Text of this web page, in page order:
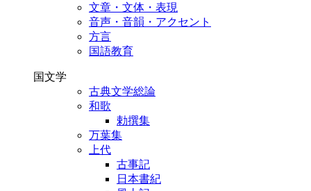
文章・文体・表現
音声・音韻・アクセント
方言
国語教育
国文学
古典文学総論
和歌
勅撰集
万葉集
上代
古事記
日本書紀